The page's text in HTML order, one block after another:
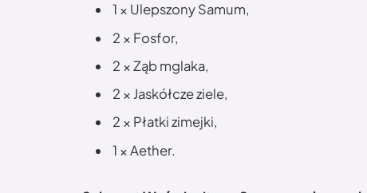
1 × Ulepszony Samum,
2 × Fosfor,
2 × Ząb mglaka,
2 × Jaskółcze ziele,
2 × Płatki zimejki,
1 × Aether.